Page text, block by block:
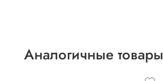
Аналогичные товары